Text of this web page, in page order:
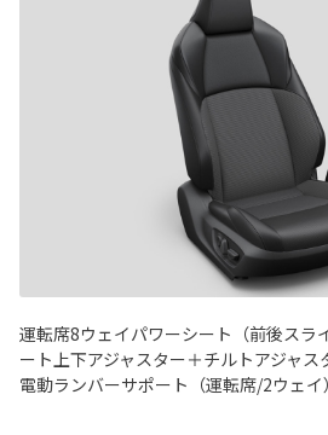
運転席8ウェイパワーシート（前後スラ
ート上下アジャスター＋チルトアジャス
電動ランバーサポート（運転席/2ウェイ）